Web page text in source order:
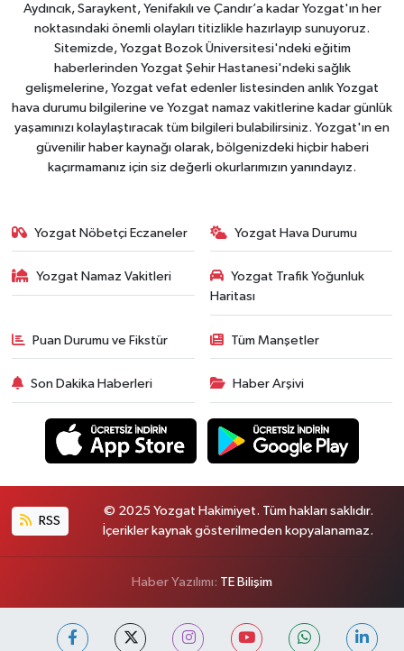
Aydıncık, Saraykent, Yenifakılı ve Çandır’a kadar Yozgat'ın her
noktasındaki önemli olayları titizlikle hazırlayıp sunuyoruz.
Sitemizde, Yozgat Bozok Üniversitesi'ndeki eğitim
haberlerinden Yozgat Şehir Hastanesi'ndeki sağlık
gelişmelerine, Yozgat vefat edenler listesinden anlık Yozgat
hava durumu bilgilerine ve Yozgat namaz vakitlerine kadar günlük
yaşamınızı kolaylaştıracak tüm bilgileri bulabilirsiniz. Yozgat'ın en
güvenilir haber kaynağı olarak, bölgenizdeki hiçbir haberi
kaçırmamanız için siz değerli okurlarımızın yanındayız.
Yozgat Nöbetçi Eczaneler Yozgat Hava Durumu
Yozgat Namaz Vakitleri
Yozgat Trafik Yoğunluk
Haritası
Puan Durumu ve Fikstür Tüm Manşetler
Son Dakika Haberleri Haber Arşivi
RSS
© 2025 Yozgat Hakimiyet. Tüm hakları saklıdır.
İçerikler kaynak gösterilmeden kopyalanamaz.
Haber Yazılımı: TE Bilişim